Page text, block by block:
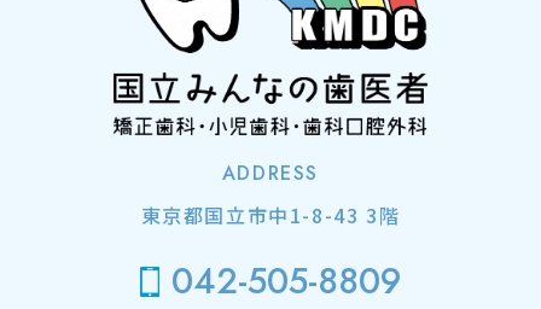
ADDRESS
東京都国立市中1-8-43 3階
042-505-8809